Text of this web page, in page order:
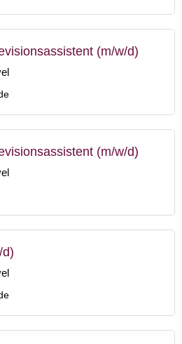
(m/w/d)
(m/w/d)